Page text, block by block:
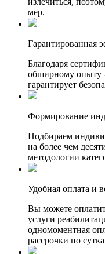
мер.
Гарантированная
Благодаря
обширному опыту
гарантирует
Формирование
Подбираем
на более чем
методологии
Удобная оплата и
Вы можете
услуги
одномоментная
рассрочки по